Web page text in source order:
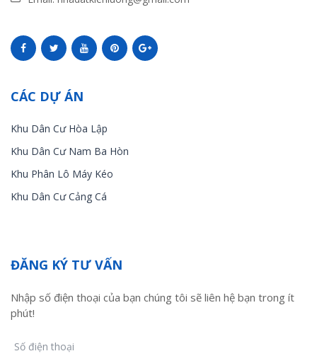
CÁC DỰ ÁN
Khu Dân Cư Hòa Lập
Khu Dân Cư Nam Ba Hòn
Khu Phân Lô Máy Kéo
Khu Dân Cư Cảng Cá
ĐĂNG KÝ TƯ VẤN
Nhập số điện thoại của bạn chúng tôi sẽ liên hệ bạn trong ít
phút!